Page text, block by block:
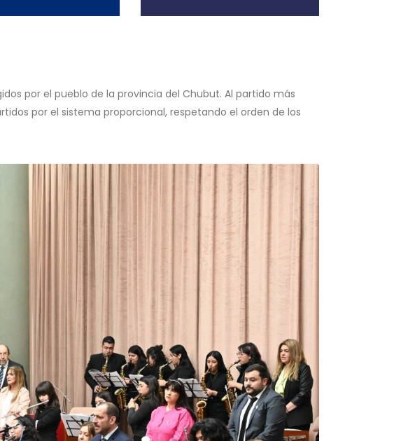
por el pueblo de la provincia del Chubut. Al partido más
por el sistema proporcional, respetando el orden de los